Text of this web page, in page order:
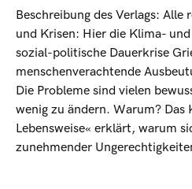
Beschreibung des Verlags: Alle
und Krisen: Hier die Klima-
sozial-politische Dauerkrise
menschenverachtende
Die Probleme sind vielen
wenig zu ändern. Warum? Das
Lebensweise« erklärt, warum
zunehmender